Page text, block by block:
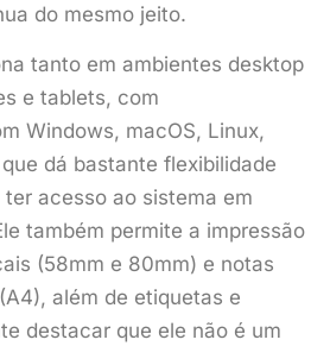
do mesmo jeito.
tanto em ambientes desktop
e tablets, com
Windows, macOS, Linux,
dá bastante flexibilidade
acesso ao sistema em
também permite a impressão
(58mm e 80mm) e notas
além de etiquetas e
destacar que ele não é um